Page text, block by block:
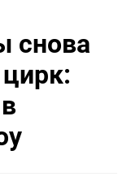
снова